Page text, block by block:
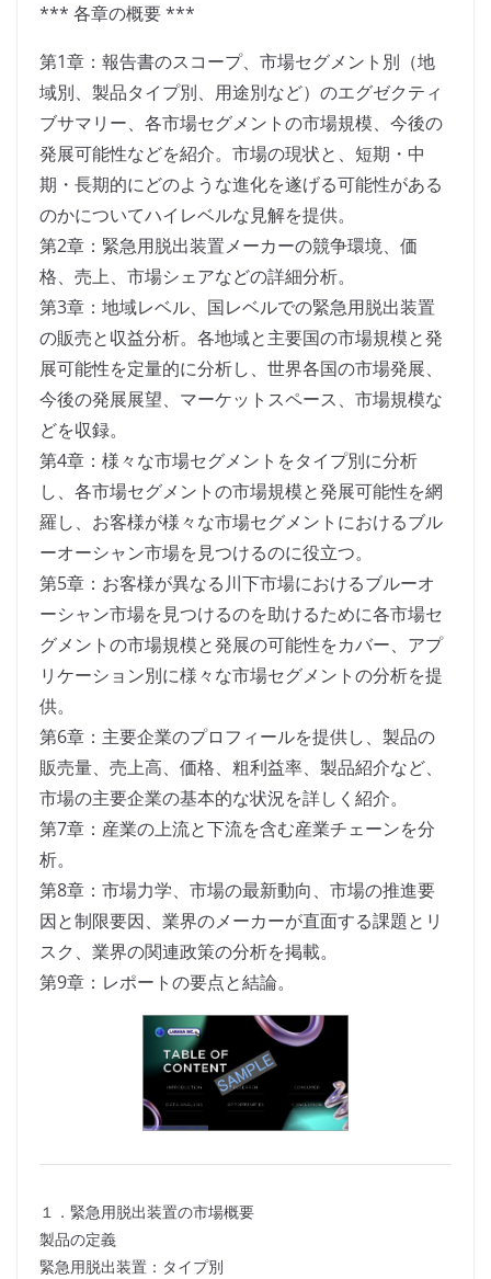
*** 各章の概要 ***
第1章：報告書のスコープ、市場セグメント別（地
域別、製品タイプ別、用途別など）のエグゼクティ
ブサマリー、各市場セグメントの市場規模、今後の
発展可能性などを紹介。市場の現状と、短期・中
期・長期的にどのような進化を遂げる可能性がある
のかについてハイレベルな見解を提供。
第2章：緊急用脱出装置メーカーの競争環境、価
格、売上、市場シェアなどの詳細分析。
第3章：地域レベル、国レベルでの緊急用脱出装置
の販売と収益分析。各地域と主要国の市場規模と発
展可能性を定量的に分析し、世界各国の市場発展、
今後の発展展望、マーケットスペース、市場規模な
どを収録。
第4章：様々な市場セグメントをタイプ別に分析
し、各市場セグメントの市場規模と発展可能性を網
羅し、お客様が様々な市場セグメントにおけるブル
ーオーシャン市場を見つけるのに役立つ。
第5章：お客様が異なる川下市場におけるブルーオ
ーシャン市場を見つけるのを助けるために各市場セ
グメントの市場規模と発展の可能性をカバー、アプ
リケーション別に様々な市場セグメントの分析を提
供。
第6章：主要企業のプロフィールを提供し、製品の
販売量、売上高、価格、粗利益率、製品紹介など、
市場の主要企業の基本的な状況を詳しく紹介。
第7章：産業の上流と下流を含む産業チェーンを分
析。
第8章：市場力学、市場の最新動向、市場の推進要
因と制限要因、業界のメーカーが直面する課題とリ
スク、業界の関連政策の分析を掲載。
第9章：レポートの要点と結論。
１．緊急用脱出装置の市場概要
製品の定義
緊急用脱出装置：タイプ別